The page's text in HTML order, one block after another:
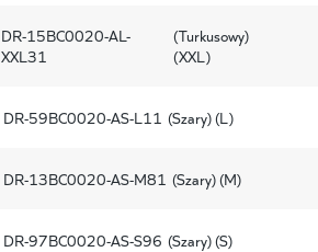
DR-15BC0020-AL-
XXL31
(Turkusowy)
(XXL)
DR-59BC0020-AS-L11 (Szary) (L)
DR-13BC0020-AS-M81 (Szary) (M)
DR-97BC0020-AS-S96 (Szary) (S)